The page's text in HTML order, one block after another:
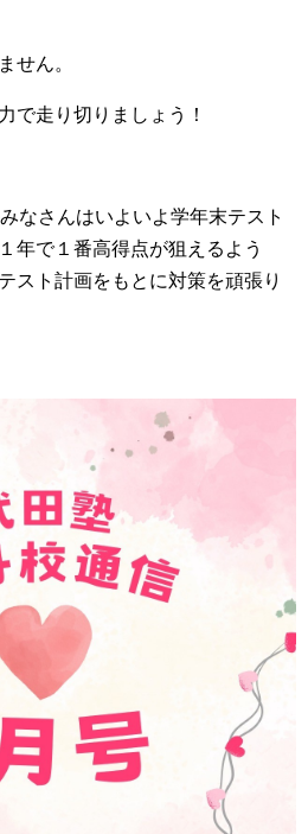
せん。
で走り切りましょう！
なさんはいよいよ学年末テスト
年で１番高得点が狙えるよう
スト計画をもとに対策を頑張り